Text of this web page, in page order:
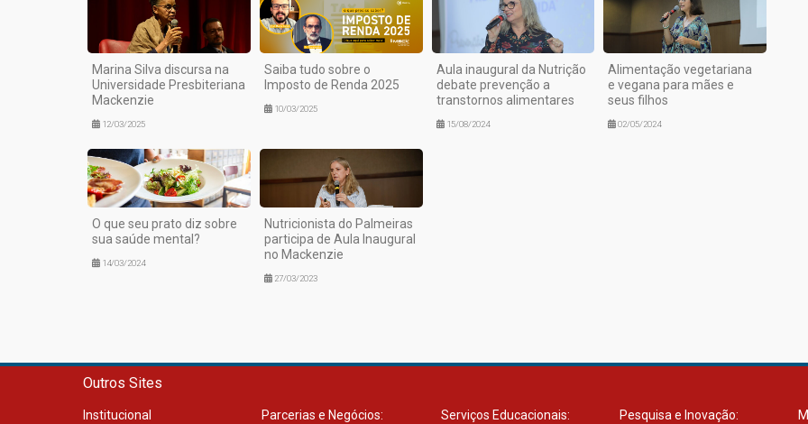
Marina Silva discursa na
Universidade Presbiteriana
Mackenzie
12/03/2025
Saiba tudo sobre o
Imposto de Renda 2025
10/03/2025
Aula inaugural da Nutrição
debate prevenção a
transtornos alimentares
15/08/2024
Alimentação vegetariana
e vegana para mães e
seus filhos
02/05/2024
O que seu prato diz sobre
sua saúde mental?
14/03/2024
Nutricionista do Palmeiras
participa de Aula Inaugural
no Mackenzie
27/03/2023
Outros Sites
Institucional
Parcerias e Negócios:
Serviços Educacionais:
Pesquisa e Inovação: